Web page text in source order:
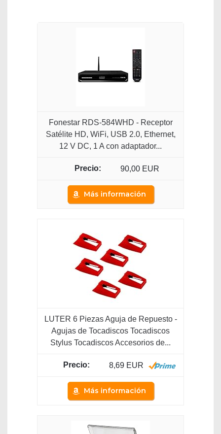
Fonestar RDS-584WHD - Receptor
Satélite HD, WiFi, USB 2.0, Ethernet,
12 V DC, 1 A con adaptador...
90,00 EUR
Más información
LUTER 6 Piezas Aguja de Repuesto -
Agujas de Tocadiscos Tocadiscos
Stylus Tocadiscos Accesorios de...
8,69 EUR
Más información